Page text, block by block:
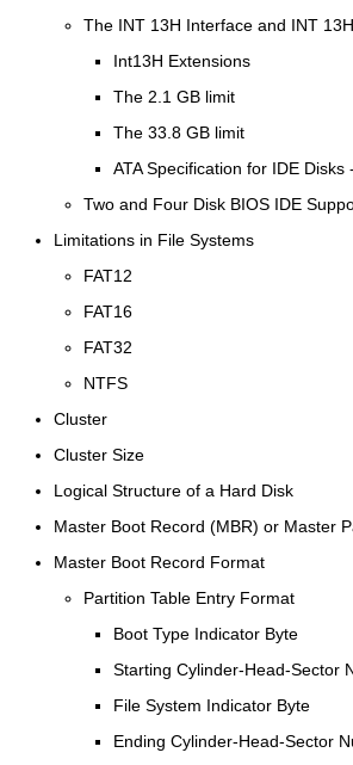
The INT 13H Interface and INT
Int13H Extensions
The 2.1 GB limit
The 33.8 GB limit
ATA Specification for IDE
Two and Four Disk BIOS IDE
Limitations in File Systems
FAT12
FAT16
FAT32
NTFS
Cluster
Cluster Size
Logical Structure of a Hard Disk
Master Boot Record (MBR) or Master
Master Boot Record Format
Partition Table Entry Format
Boot Type Indicator Byte
Starting Cylinder-Head-Sector
File System Indicator Byte
Ending Cylinder-Head-Sector